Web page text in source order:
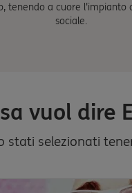
tenendo a cuore l'impianto
sociale.
vuol dire
stati selezionati